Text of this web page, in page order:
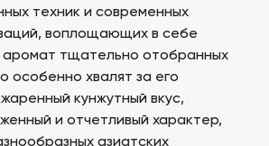
техник и современных
воплощающих в себе
аромат тщательно отобранных
особенно хвалят за его
кунжутный вкус,
и отчетливый характер,
азиатских